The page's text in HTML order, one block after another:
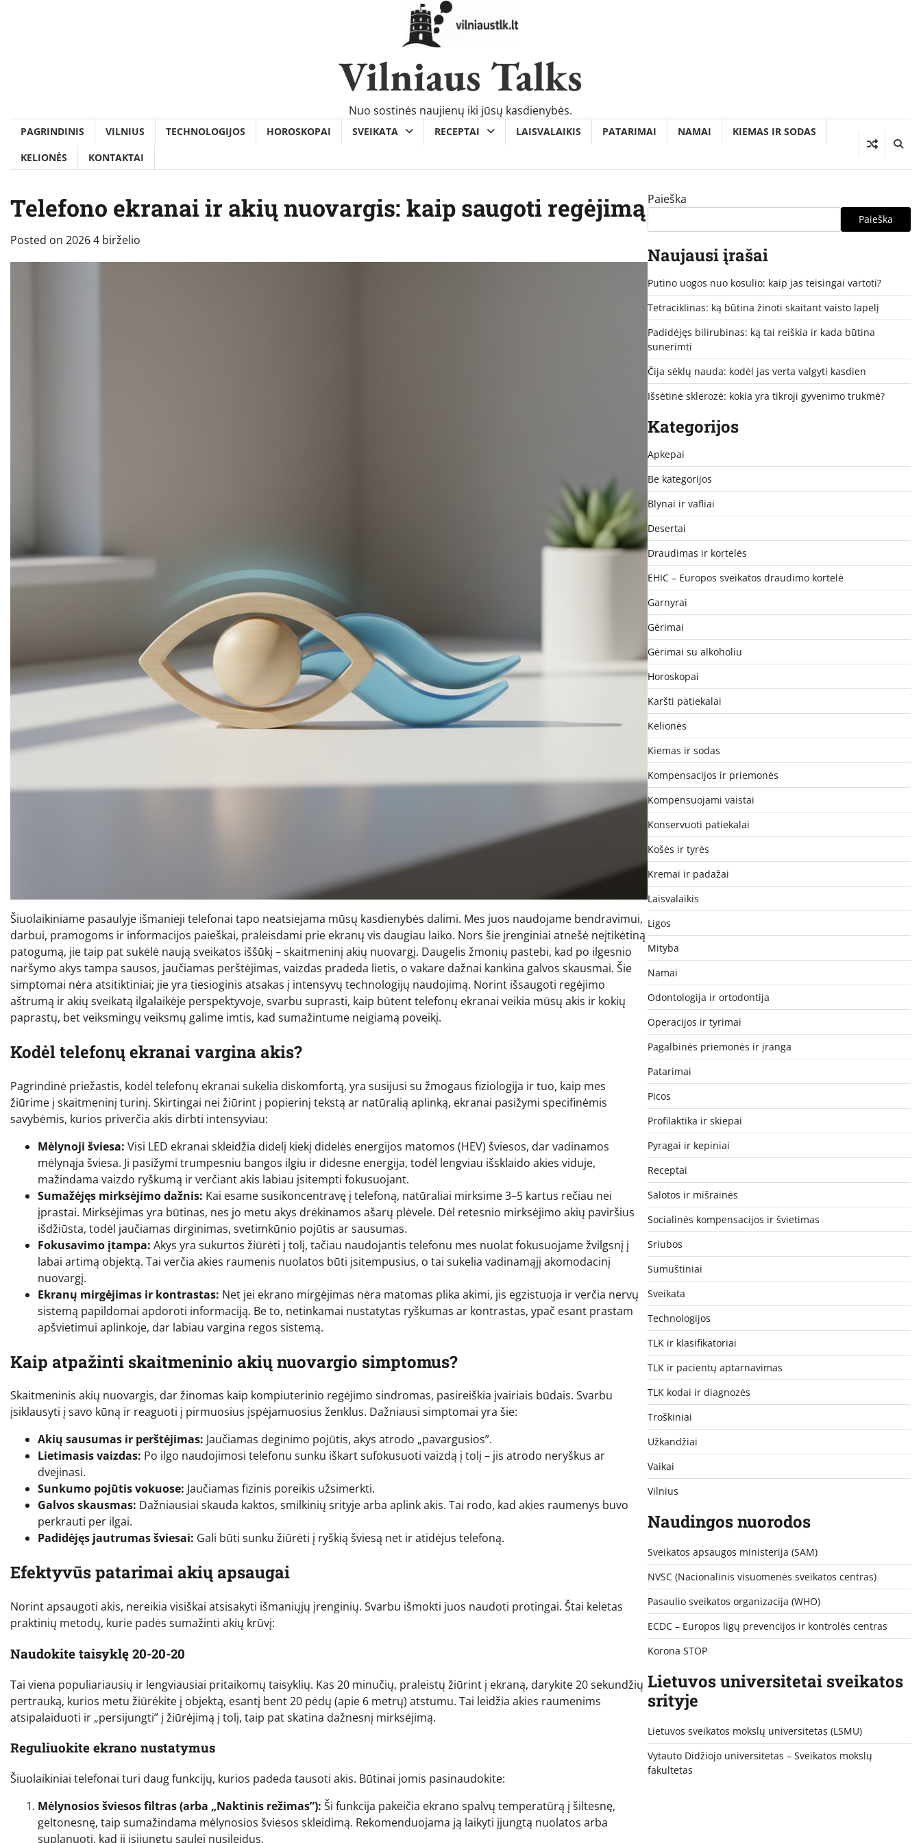
Vilniaus Talks
Nuo sostinės naujienų iki jūsų kasdienybės.
PAGRINDINIS VILNIUS TECHNOLOGIJOS HOROSKOPAI SVEIKATA RECEPTAI LAISVALAIKIS PATARIMAI NAMAI
KIEMAS IR SODAS
KELIONĖS
KONTAKTAI
Telefono ekranai ir akių nuovargis: kaip saugoti regėjimą
Posted on 2026 4 birželio
Šiuolaikiniame pasaulyje išmanieji telefonai tapo neatsiejama mūsų kasdienybės dalimi. Mes juos naudojame bendravimui,
darbui, pramogoms ir informacijos paieškai, praleisdami prie ekranų vis daugiau laiko. Nors šie įrenginiai atnešė neįtikėtiną
patogumą, jie taip pat sukėlė naują sveikatos iššūkį – skaitmeninį akių nuovargį. Daugelis žmonių pastebi, kad po ilgesnio
naršymo akys tampa sausos, jaučiamas perštėjimas, vaizdas pradeda lietis, o vakare dažnai kankina galvos skausmai. Šie
simptomai nėra atsitiktiniai; jie yra tiesioginis atsakas į intensyvų technologijų naudojimą. Norint išsaugoti regėjimo
aštrumą ir akių sveikatą ilgalaikėje perspektyvoje, svarbu suprasti, kaip būtent telefonų ekranai veikia mūsų akis ir kokių
paprastų, bet veiksmingų veiksmų galime imtis, kad sumažintume neigiamą poveikį.
Kodėl telefonų ekranai vargina akis?
Pagrindinė priežastis, kodėl telefonų ekranai sukelia diskomfortą, yra susijusi su žmogaus fiziologija ir tuo, kaip mes
žiūrime į skaitmeninį turinį. Skirtingai nei žiūrint į popierinį tekstą ar natūralią aplinką, ekranai pasižymi specifinėmis
savybėmis, kurios priverčia akis dirbti intensyviau:
Mėlynoji šviesa: Visi LED ekranai skleidžia didelį kiekį didelės energijos matomos (HEV) šviesos, dar vadinamos
mėlynąja šviesa. Ji pasižymi trumpesniu bangos ilgiu ir didesne energija, todėl lengviau išsklaido akies viduje,
mažindama vaizdo ryškumą ir verčiant akis labiau įsitempti fokusuojant.
Sumažėjęs mirksėjimo dažnis: Kai esame susikoncentravę į telefoną, natūraliai mirksime 3–5 kartus rečiau nei
įprastai. Mirksėjimas yra būtinas, nes jo metu akys drėkinamos ašarų plėvele. Dėl retesnio mirksėjimo akių paviršius
išdžiūsta, todėl jaučiamas dirginimas, svetimkūnio pojūtis ar sausumas.
Fokusavimo įtampa: Akys yra sukurtos žiūrėti į tolį, tačiau naudojantis telefonu mes nuolat fokusuojame žvilgsnį į
labai artimą objektą. Tai verčia akies raumenis nuolatos būti įsitempusius, o tai sukelia vadinamąjį akomodacinį
nuovargį.
Ekranų mirgėjimas ir kontrastas: Net jei ekrano mirgėjimas nėra matomas plika akimi, jis egzistuoja ir verčia nervų
sistemą papildomai apdoroti informaciją. Be to, netinkamai nustatytas ryškumas ar kontrastas, ypač esant prastam
apšvietimui aplinkoje, dar labiau vargina regos sistemą.
Kaip atpažinti skaitmeninio akių nuovargio simptomus?
Skaitmeninis akių nuovargis, dar žinomas kaip kompiuterinio regėjimo sindromas, pasireiškia įvairiais būdais. Svarbu
įsiklausyti į savo kūną ir reaguoti į pirmuosius įspėjamuosius ženklus. Dažniausi simptomai yra šie:
Akių sausumas ir perštėjimas: Jaučiamas deginimo pojūtis, akys atrodo „pavargusios”.
Lietimasis vaizdas: Po ilgo naudojimosi telefonu sunku iškart sufokusuoti vaizdą į tolį – jis atrodo neryškus ar
dvejinasi.
Sunkumo pojūtis vokuose: Jaučiamas fizinis poreikis užsimerkti.
Galvos skausmas: Dažniausiai skauda kaktos, smilkinių srityje arba aplink akis. Tai rodo, kad akies raumenys buvo
perkrauti per ilgai.
Padidėjęs jautrumas šviesai: Gali būti sunku žiūrėti į ryškią šviesą net ir atidėjus telefoną.
Efektyvūs patarimai akių apsaugai
Norint apsaugoti akis, nereikia visiškai atsisakyti išmaniųjų įrenginių. Svarbu išmokti juos naudoti protingai. Štai keletas
praktinių metodų, kurie padės sumažinti akių krūvį:
Naudokite taisyklę 20-20-20
Tai viena populiariausių ir lengviausiai pritaikomų taisyklių. Kas 20 minučių, praleistų žiūrint į ekraną, darykite 20 sekundžių
pertrauką, kurios metu žiūrėkite į objektą, esantį bent 20 pėdų (apie 6 metrų) atstumu. Tai leidžia akies raumenims
atsipalaiduoti ir „persijungti” į žiūrėjimą į tolį, taip pat skatina dažnesnį mirksėjimą.
Reguliuokite ekrano nustatymus
Šiuolaikiniai telefonai turi daug funkcijų, kurios padeda tausoti akis. Būtinai jomis pasinaudokite:
Mėlynosios šviesos filtras (arba „Naktinis režimas”): Ši funkcija pakeičia ekrano spalvų temperatūrą į šiltesnę,
geltonesnę, taip sumažindama mėlynosios šviesos skleidimą. Rekomenduojama ją laikyti įjungtą nuolatos arba
suplanuoti, kad ji įsijungtų saulei nusileidus.
Paieška
Paieška
Naujausi įrašai
Putino uogos nuo kosulio: kaip jas teisingai vartoti?
Tetraciklinas: ką būtina žinoti skaitant vaisto lapelį
Padidėjęs bilirubinas: ką tai reiškia ir kada būtina
sunerimti
Čija sėklų nauda: kodėl jas verta valgyti kasdien
Išsėtinė sklerozė: kokia yra tikroji gyvenimo trukmė?
Kategorijos
Apkepai
Be kategorijos
Blynai ir vafliai
Desertai
Draudimas ir kortelės
EHIC – Europos sveikatos draudimo kortelė
Garnyrai
Gėrimai
Gėrimai su alkoholiu
Horoskopai
Karšti patiekalai
Kelionės
Kiemas ir sodas
Kompensacijos ir priemonės
Kompensuojami vaistai
Konservuoti patiekalai
Košės ir tyrės
Kremai ir padažai
Laisvalaikis
Ligos
Mityba
Namai
Odontologija ir ortodontija
Operacijos ir tyrimai
Pagalbinės priemonės ir įranga
Patarimai
Picos
Profilaktika ir skiepai
Pyragai ir kepiniai
Receptai
Salotos ir mišrainės
Socialinės kompensacijos ir švietimas
Sriubos
Sumuštiniai
Sveikata
Technologijos
TLK ir klasifikatoriai
TLK ir pacientų aptarnavimas
TLK kodai ir diagnozės
Troškiniai
Užkandžiai
Vaikai
Vilnius
Naudingos nuorodos
Sveikatos apsaugos ministerija (SAM)
NVSC (Nacionalinis visuomenės sveikatos centras)
Pasaulio sveikatos organizacija (WHO)
ECDC – Europos ligų prevencijos ir kontrolės centras
Korona STOP
Lietuvos universitetai sveikatos
srityje
Lietuvos sveikatos mokslų universitetas (LSMU)
Vytauto Didžiojo universitetas – Sveikatos mokslų
fakultetas